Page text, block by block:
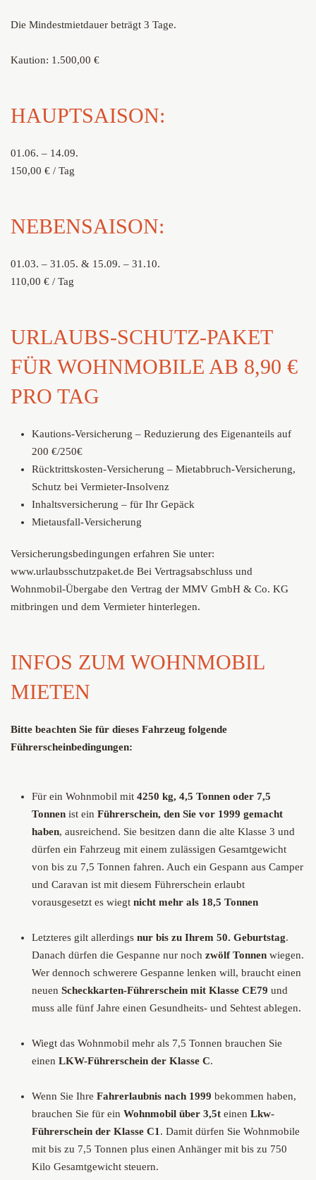
Die Mindestmietdauer beträgt 3 Tage.
Kaution: 1.500,00 €
HAUPTSAISON:
01.06. – 14.09.
150,00 € / Tag
NEBENSAISON:
01.03. – 31.05. & 15.09. – 31.10.
110,00 € / Tag
URLAUBS-SCHUTZ-PAKET
FÜR WOHNMOBILE AB 8,90 €
PRO TAG
Kautions-Versicherung – Reduzierung des Eigenanteils auf
200 €/250€
Rücktrittskosten-Versicherung – Mietabbruch-Versicherung,
Schutz bei Vermieter-Insolvenz
Inhaltsversicherung – für Ihr Gepäck
Mietausfall-Versicherung
Versicherungsbedingungen erfahren Sie unter:
www.urlaubsschutzpaket.de Bei Vertragsabschluss und
Wohnmobil-Übergabe den Vertrag der MMV GmbH & Co. KG
mitbringen und dem Vermieter hinterlegen.
INFOS ZUM WOHNMOBIL
MIETEN
Bitte beachten Sie für dieses Fahrzeug folgende
Führerscheinbedingungen:
Für ein Wohnmobil mit 4250 kg, 4,5 Tonnen oder 7,5
Tonnen ist ein Führerschein, den Sie vor 1999 gemacht
haben, ausreichend. Sie besitzen dann die alte Klasse 3 und
dürfen ein Fahrzeug mit einem zulässigen Gesamtgewicht
von bis zu 7,5 Tonnen fahren. Auch ein Gespann aus Camper
und Caravan ist mit diesem Führerschein erlaubt
vorausgesetzt es wiegt nicht mehr als 18,5 Tonnen
Letzteres gilt allerdings nur bis zu Ihrem 50. Geburtstag.
Danach dürfen die Gespanne nur noch zwölf Tonnen wiegen.
Wer dennoch schwerere Gespanne lenken will, braucht einen
neuen Scheckkarten-Führerschein mit Klasse CE79 und
muss alle fünf Jahre einen Gesundheits- und Sehtest ablegen.
Wiegt das Wohnmobil mehr als 7,5 Tonnen brauchen Sie
einen LKW-Führerschein der Klasse C.
Wenn Sie Ihre Fahrerlaubnis nach 1999 bekommen haben,
brauchen Sie für ein Wohnmobil über 3,5t einen Lkw-
Führerschein der Klasse C1 . Damit dürfen Sie Wohnmobile
mit bis zu 7,5 Tonnen plus einen Anhänger mit bis zu 750
Kilo Gesamtgewicht steuern.